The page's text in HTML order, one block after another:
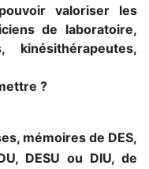
valoriser les
de laboratoire,
kinésithérapeutes,
?
mémoires de DES,
DESU ou DIU, de